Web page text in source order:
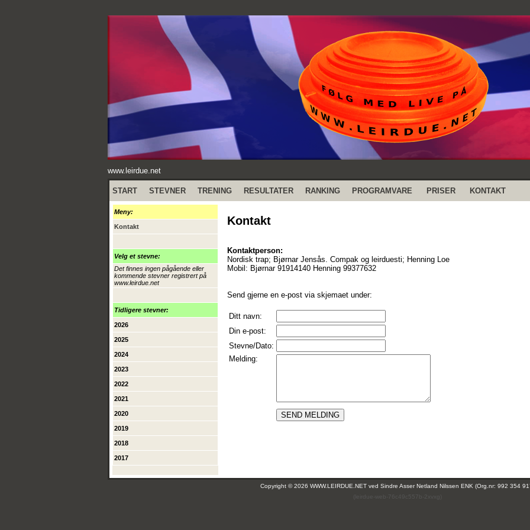
www.leirdue.net
START STEVNER TRENING RESULTATER RANKING PROGRAMVARE PRISER KONTAKT
Meny:
Kontakt
Velg et stevne:
Det finnes ingen pågående eller
kommende stevner registrert på
www.leirdue.net
Tidligere stevner:
2026
2025
2024
2023
2022
2021
2020
2019
2018
2017
Kontakt
Kontaktperson:
Nordisk trap; Bjørnar Jensås. Compak og leirduesti; Henning Loe
Mobil: Bjørnar 91914140 Henning 99377632
Send gjerne en e-post via skjemaet under:
Ditt navn:
Din e-post:
Stevne/Dato:
Melding:
Copyright © 2026 WWW.LEIRDUE.NET ved Sindre Asser Netland Nilssen ENK (Org.nr: 992 354
(leirdue-web-76c49c557b-2xvxg)